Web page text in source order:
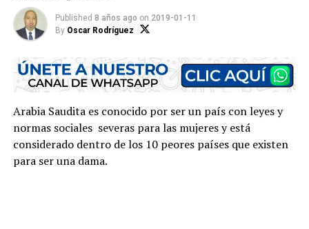
Published 8 años ago on 2019-01-11
By Oscar Rodríguez
Arabia Saudita es conocido por ser un país con leyes y
normas sociales severas para las mujeres y está
considerado dentro de los 10 peores países que existen
para ser una dama.